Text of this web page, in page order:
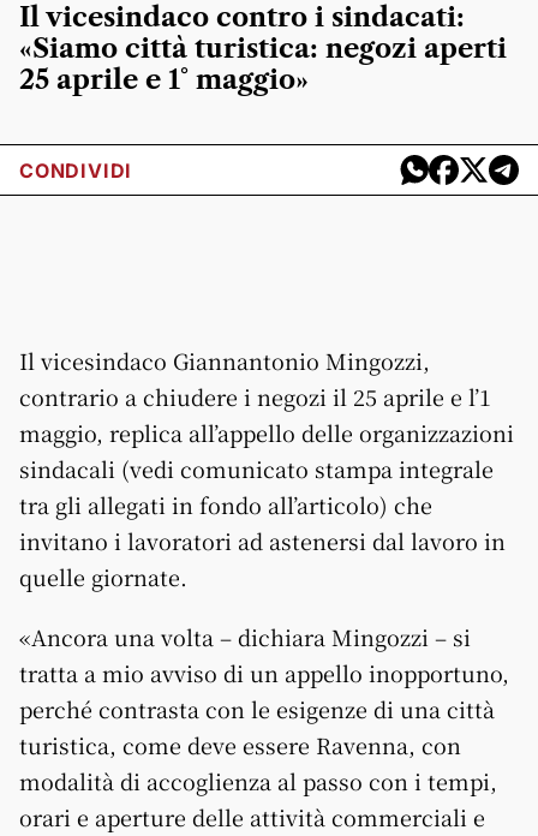
Il vicesindaco contro i sindacati:
«Siamo città turistica: negozi aperti
25 aprile e 1° maggio»
CONDIVIDI
Il vicesindaco Giannantonio Mingozzi,
contrario a chiudere i negozi il 25 aprile e l’1
maggio, replica all’appello delle organizzazioni
sindacali (vedi comunicato stampa integrale
tra gli allegati in fondo all’articolo) che
invitano i lavoratori ad astenersi dal lavoro in
quelle giornate.
«Ancora una volta – dichiara Mingozzi – si
tratta a mio avviso di un appello inopportuno,
perché contrasta con le esigenze di una città
turistica, come deve essere Ravenna, con
modalità di accoglienza al passo con i tempi,
orari e aperture delle attività commerciali e